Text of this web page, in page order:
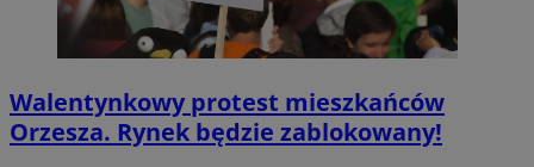
Walentynkowy protest mieszkańców
Orzesza. Rynek będzie zablokowany!